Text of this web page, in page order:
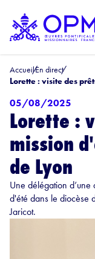
AccueilEn direct
Lorette : visite des
05/08/2025
Lorette :
mission
de Lyon
Une délégation
d'été dans le diocèse
Jaricot.